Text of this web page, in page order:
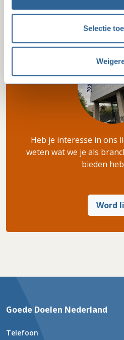
Selectie
Word lid van
Heb je interesse in ons
weten wat we je als
bieden
Word
Goede Doelen Nederland
Telefoon